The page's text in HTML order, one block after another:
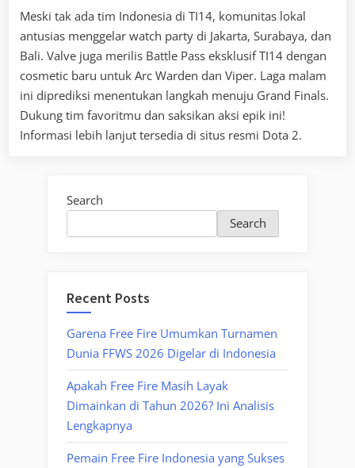
Meski tak ada tim Indonesia di TI14, komunitas lokal
antusias menggelar watch party di Jakarta, Surabaya, dan
Bali. Valve juga merilis Battle Pass eksklusif TI14 dengan
cosmetic baru untuk Arc Warden dan Viper. Laga malam
ini diprediksi menentukan langkah menuju Grand Finals.
Dukung tim favoritmu dan saksikan aksi epik ini!
Informasi lebih lanjut tersedia di situs resmi Dota 2.
Search
Search
Recent Posts
Garena Free Fire Umumkan Turnamen
Dunia FFWS 2026 Digelar di Indonesia
Apakah Free Fire Masih Layak
Dimainkan di Tahun 2026? Ini Analisis
Lengkapnya
Pemain Free Fire Indonesia yang Sukses